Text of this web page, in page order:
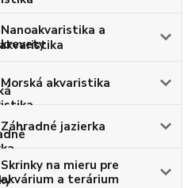
Nanoakvaristika a
krevety
Morská akvaristika
Záhradné jazierka
Skrinky na mieru pre
akvárium a terárium